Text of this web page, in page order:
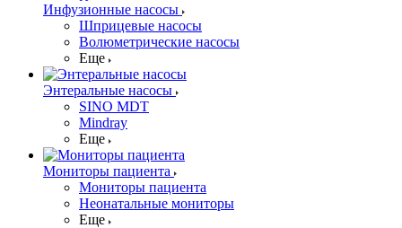
Инфузионные насосы
Шприцевые насосы
Волюметрические насосы
Еще
Энтеральные насосы
SINO MDT
Mindray
Еще
Мониторы пациента
Мониторы пациента
Неонатальные мониторы
Еще